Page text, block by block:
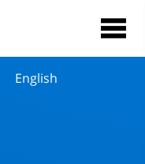
English